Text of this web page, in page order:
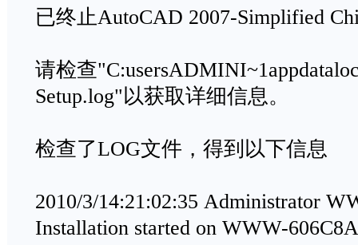
已终止AutoCAD 2007-Simplified
请检查
Setup.log"以获取详细信息。
检查了LOG文件，得到以下信息
2010/3/14:21:02:35 Administrator
Installation started on WWW-